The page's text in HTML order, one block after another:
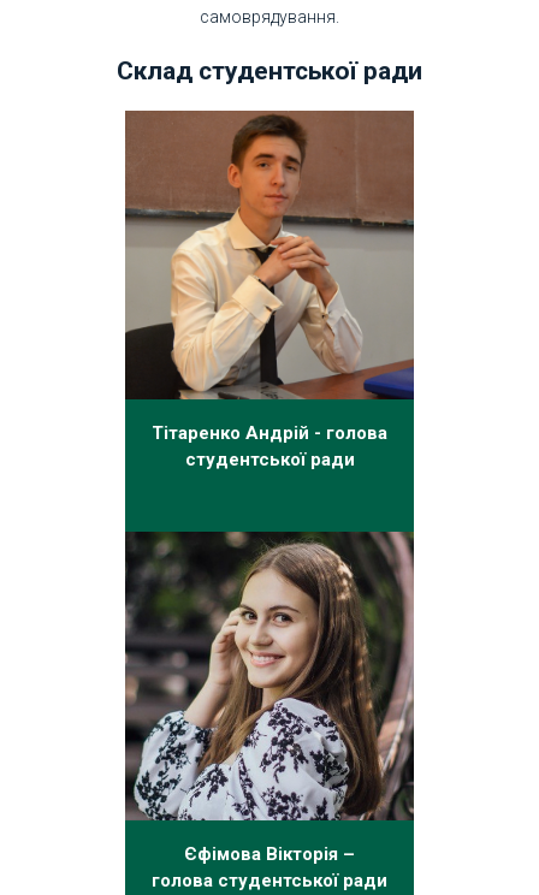
самоврядування.
Склад студентської ради
Тітаренко Андрій - голова
студентської ради
Єфімова Вікторія –
голова студентської ради